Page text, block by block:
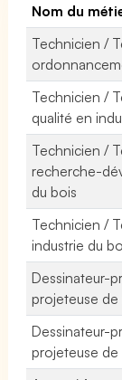
Nom du
Technicien /
Technicien /
qualité en
Technicien /
recherche-
du bois
Technicien /
industrie du
Dessinateur-
projeteuse de
Dessinateur-
projeteuse de